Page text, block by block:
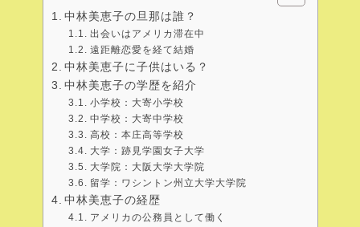
中林美恵子の旦那は誰？
出会いはアメリカ滞在中
遠距離恋愛を経て結婚
中林美恵子に子供はいる？
中林美恵子の学歴を紹介
小学校：大寄小学校
中学校：大寄中学校
高校：本庄高等学校
大学：跡見学園女子大学
大学院：大阪大学大学院
留学：ワシントン州立大学大学院
中林美恵子の経歴
アメリカの公務員として働く